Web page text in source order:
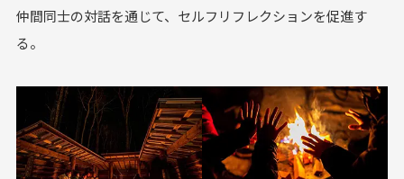
仲間同士の対話を通じて、セルフリフレクションを促進す
る。